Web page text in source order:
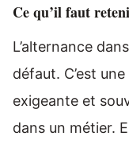
Ce qu’il faut
L’alternance
défaut. C’est
exigeante et
dans un métier.